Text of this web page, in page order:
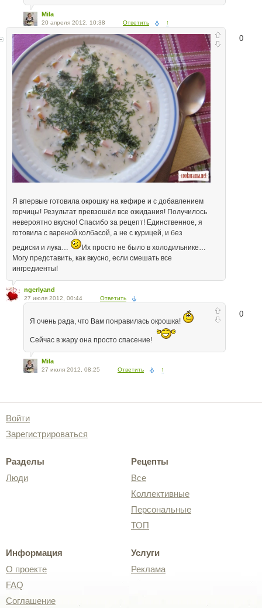
Mila
20 апреля 2012, 10:38 Ответить ↑
0
Я впервые готовила окрошку на кефире и с добавлением
горчицы! Результат превзошёл все ожидания! Получилось
невероятно вкусно! Спасибо за рецепт! Единственное, я
готовила с вареной колбасой, а не с курицей, и без
редиски и лука…
Их просто не было в холодильнике…
Могу представить, как вкусно, если смешать все
ингредиенты!
ngerlyand
27 июля 2012, 00:44 Ответить
0
Я очень рада, что Вам понравилась окрошка!
Сейчас в жару она просто спасение!
Mila
27 июля 2012, 08:25 Ответить ↑
Войти
Зарегистрироваться
Разделы
Люди
Рецепты
Все
Коллективные
Персональные
ТОП
Информация
О проекте
FAQ
Соглашение
Услуги
Реклама